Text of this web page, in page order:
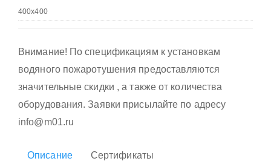
Внимание! По спецификациям к установкам
водяного пожаротушения предоставляются
значительные скидки , а также от количества
оборудования. Заявки присылайте по адресу
info@m01.ru
Описание Сертификаты